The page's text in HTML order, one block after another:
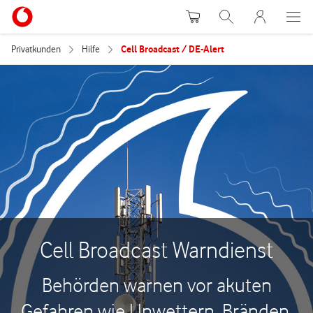
WarenkorbSuche MeinVodafone
Privatkunden Hilfe Cell Broadcast / DE-Alert
Cell Broadcast Warndienst
Behörden warnen vor akuten